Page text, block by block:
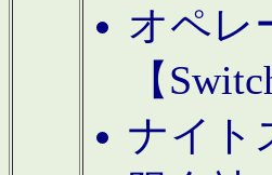
オペレ
【
ナイト